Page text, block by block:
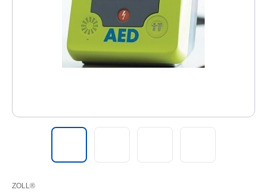
ZOLL®